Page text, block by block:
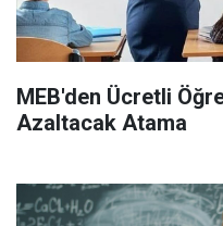
MEB'den Ücretli
Azaltacak Atama